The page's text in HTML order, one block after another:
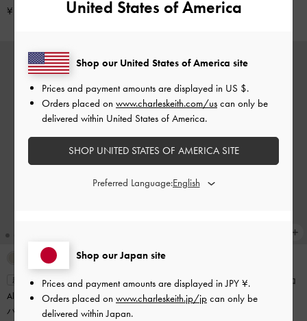
¥ 12,900
+3
新着
Ally アリー ルーシュドスラウチー
バッグ
ワインベリーレッド
Midori ミドリ ジオメトリッククロ
スボディバッグ -ワインベリーレ
United States of America
Shop our Japan site
Prices and payment amounts are displayed inJPY ¥.
Orders placed on www.charleskeith.jp/jp can only be
delivered within Japan.
Shop our United States of America site
Prices and payment amounts are displayed in US $.
Orders placed on www.charleskeith.com/us can only be
delivered within United States of America.
SHOP UNITED STATES OF AMERICA SITE
Preferred Language: